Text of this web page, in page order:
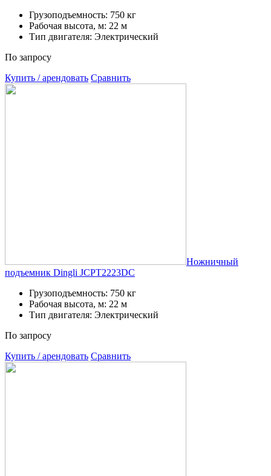
Грузоподъемность: 750 кг
Рабочая высота, м: 22 м
Тип двигателя: Электрический
По запросу
Купить / арендовать Сравнить
Ножничный
подъемник Dingli JCPT2223DC
Грузоподъемность: 750 кг
Рабочая высота, м: 22 м
Тип двигателя: Электрический
По запросу
Купить / арендовать Сравнить